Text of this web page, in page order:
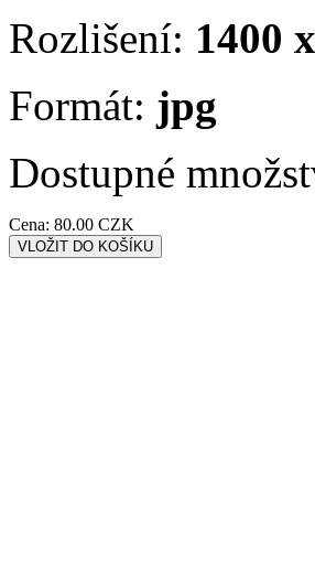
Rozlišení: 1400
Formát: jpg
Dostupné
Cena: 80.00 CZK